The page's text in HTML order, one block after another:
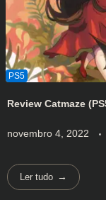
Review Catmaze
novembro 4, 2022
Ler tudo